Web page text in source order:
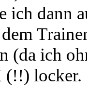
ich dann
(da ich
locker.